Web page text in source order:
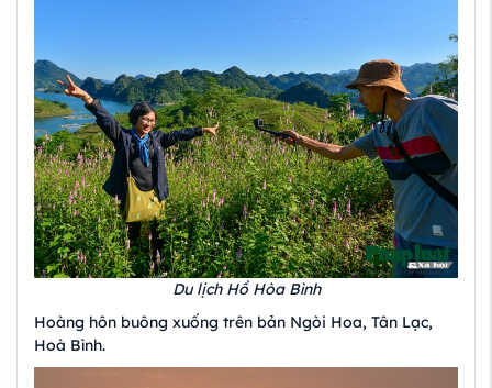
Du lịch Hồ Hòa Bình
Hoàng hôn buông xuống trên bản Ngòi Hoa, Tân Lạc,
Hoà Bình.